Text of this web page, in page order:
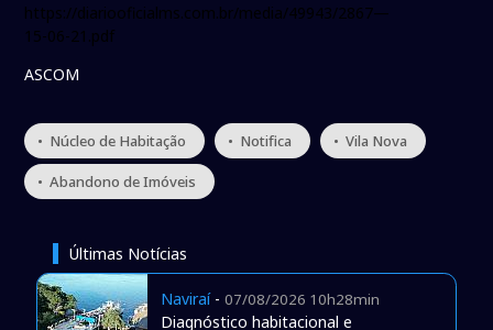
https://diariooficialms.com.br/media/49943/2867—
15-06-21.pdf
ASCOM
• Núcleo de Habitação • Notifica • Vila Nova
• Abandono de Imóveis
Últimas Notícias
Naviraí- 07/08/2026 10h28min
Diagnóstico habitacional e